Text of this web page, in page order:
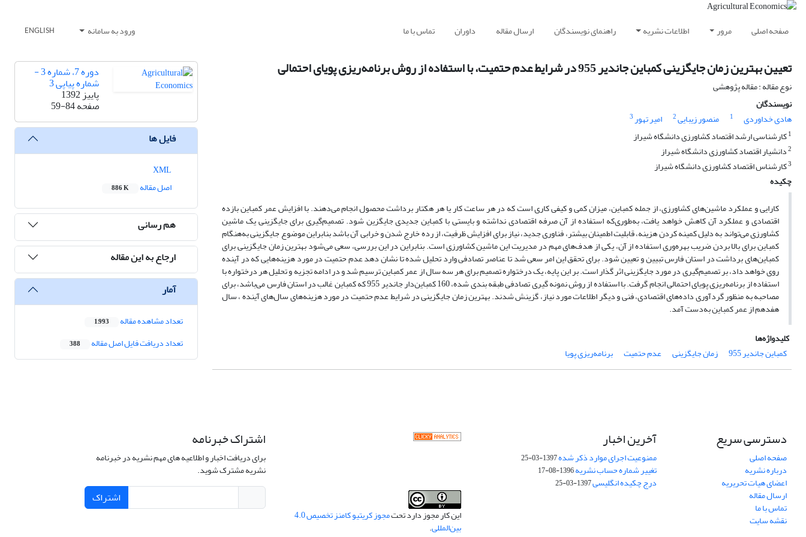
صفحه اصلی مرور اطلاعات نشریه راهنمای نویسندگان ارسال مقاله داوران تماس با ما ورود به سامانه ENGLISH
تعیین بهترین زمان جایگزینی کمباین جاندیر 955 در شرایط عدم حتمیت، با استفاده از روش برنامه‌ریزی پویای احتمالی
نوع مقاله : مقاله پژوهشی
نویسندگان
هادی خداوردی
1 منصور زیبایی2 امیر تهور3
1کارشناسی ارشد اقتصاد کشاورزی دانشگاه شیراز
2دانشیار اقتصاد کشاورزی دانشگاه شیراز
3کارشناس اقتصاد کشاورزی دانشگاه شیراز
چکیده
کارایی و عملکرد ماشین‌های کشاورزی، از جمله کمباین، میزان کمی و کیفی کاری است که در هر ساعت کار یا هر هکتار برداشت محصول انجام می‌دهند. با افزایش عمر کمباین بازده
اقتصادی و عملکرد آن کاهش خواهد یافت، به‌طوری‌که استفاده از آن صرفه اقتصادی نداشته و بایستی با کمباین جدیدی جایگزین شود. تصمیم‌گیری برای جایگزینی یک ماشین
کشاورزی می‌تواند به دلیل کمینه کردن هزینه، قابلیت اطمینان بیشتر، فناوری جدید، نیاز برای افزایش ظرفیت، از رده خارج شدن و خرابی آن باشد بنابراین موضوع جایگزینی به‌هنگام
کمباین برای بالا بردن ضریب بهره‌وری استفاده از آن، یکی از هدف‌های مهم در مدیریت این ماشین کشاورزی است. بنابراین در این بررسی، سعی می‌شود بهترین زمان جایگزینی برای
کمباین‌های برداشت در استان فارس تبیین و تعیین شود. برای تحقق این امر سعی شد تا عناصر تصادفی وارد تحلیل شده تا نشان دهد عدم حتمیت در مورد هزینه‌هایی که در آینده
روی خواهد داد، بر تصمیم‌گیری در مورد جایگزینی اثر گذار است. بر این پایه، یک درختواره تصمیم برای هر سه سال از عمر کمباین ترسیم شد و در ادامه تجزیه و تحلیل هر درختواره‌ با
استفاده از برنامه‌ریزی پویای احتمالی انجام گرفت. با استفاده از روش نمونه گیری تصادفی طبقه بندی شده، 160 کمباین‌دار جاندیر 955 که کمباین غالب در استان فارس می‌باشد، برای
مصاحبه به منظور گرد‌آوری داده‌های اقتصادی، فنی و دیگر اطلاعات مورد نیاز، گزینش شدند. بهترین زمان جایگزینی در شرایط عدم حتمیت در مورد هزینه‌های سال‌های آینده ، سال
هفدهم از عمر کمباین به‌دست آمد.
کلیدواژه‌ها
کمباین جاندیر 955
زمان جایگزینی عدم حتمیت برنامه‌ریزی پویا
دوره 7، شماره 3 -
شماره پیاپی 3
پاییز 1392
صفحه59-84
فایل ها
اصل مقاله
886 K
هم رسانی
ارجاع به این مقاله
آمار
تعداد مشاهده مقاله 1,993
تعداد دریافت فایل اصل مقاله 388
دسترسی سریع
صفحه اصلی
درباره نشریه
اعضای هیات تحریریه
ارسال مقاله
تماس با ما
نقشه سایت
آخرین اخبار
ممنوعیت اجرای موارد ذکر شده1397-03-25
تغییر شماره حساب نشریه1396-08-17
درج چکیده انگلیسی1397-03-25
این کار مجوز دارد تحت مجوز کریتیو کامنز تخصیص 4.0
بین‌المللی.
اشتراک خبرنامه
برای دریافت اخبار و اطلاعیه های مهم نشریه در خبرنامه
نشریه مشترک شوید.
اشتراک